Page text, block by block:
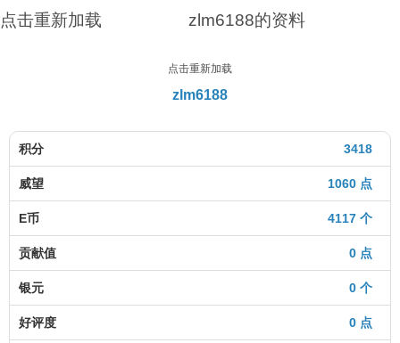
点击重新加载 zlm6188的资料
点击重新加载
zlm6188
3418
积分
1060 点
威望
4117 个
E币
0 点
贡献值
0 个
银元
0 点
好评度